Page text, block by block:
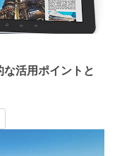
な活用ポイントと